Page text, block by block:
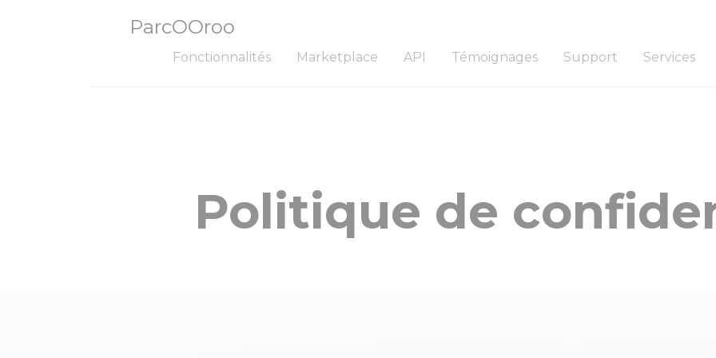
ParcOOroo
Fonctionnalités Marketplace API Témoignages Support Services
Politique de